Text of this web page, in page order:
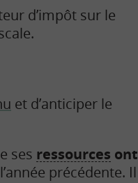
d’impôt sur le
et d’anticiper le
ses ressources ont
précédente. Il